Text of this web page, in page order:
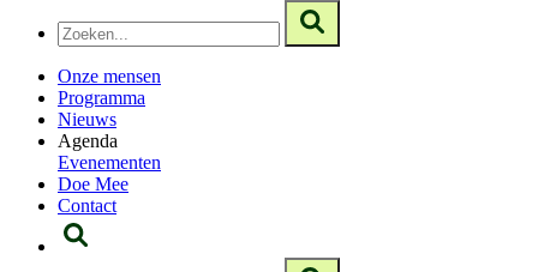
Onze mensen
Programma
Nieuws
Agenda
Evenementen
Doe Mee
Contact